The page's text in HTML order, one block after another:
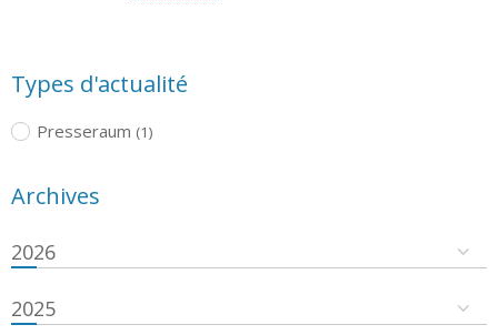
Types d'actualité
Presseraum (1)
Archives
2026
2025